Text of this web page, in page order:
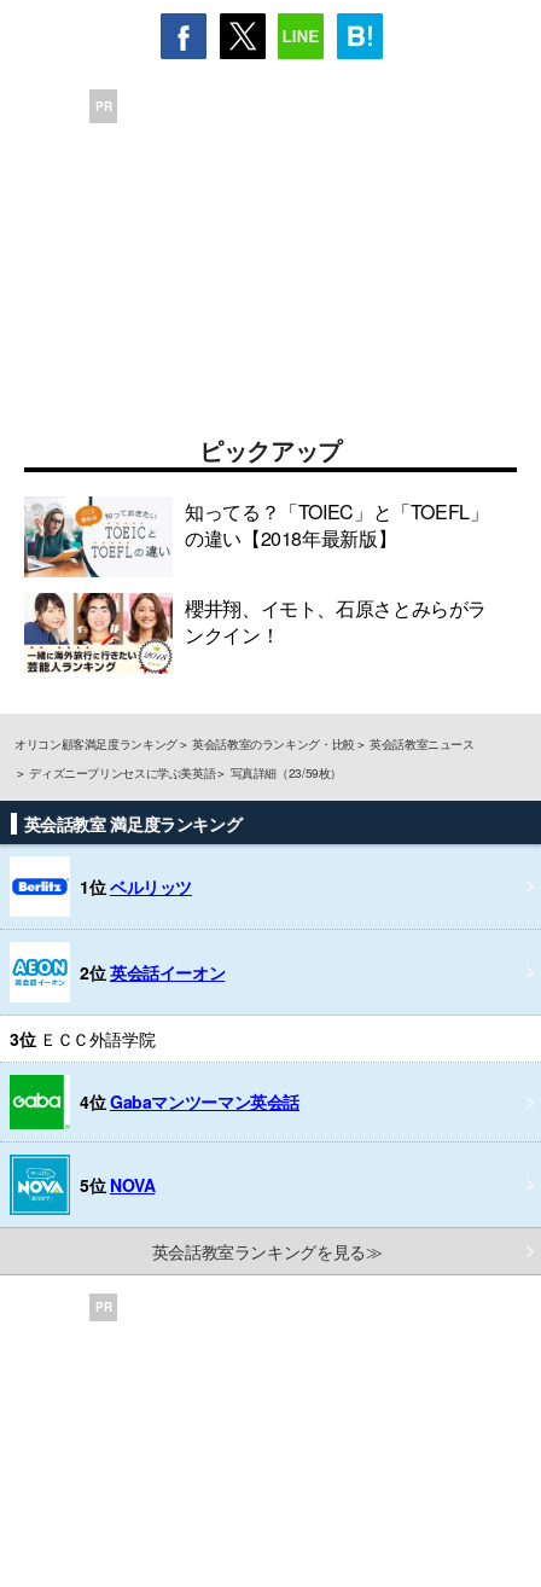
PR
ピックアップ
知ってる？「TOIEC」と「TOEFL」
の違い【2018年最新版】
櫻井翔、イモト、石原さとみらがラ
ンクイン！
オリコン顧客満足度ランキング 英会話教室のランキング・比較
英会話教室ニュース
ディズニープリンセスに学ぶ美英語
写真詳細（23/59枚）
英会話教室 満足度ランキング
1位ベルリッツ
2位英会話イーオン
3位 ＥＣＣ外語学院
4位Gabaマンツーマン英会話
5位 NOVA
英会話教室ランキングを見る≫
PR